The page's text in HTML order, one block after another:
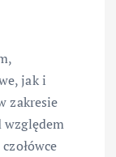
jak i
zakresie